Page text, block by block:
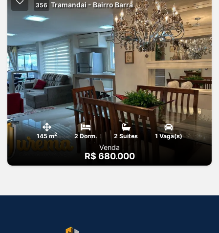
356 Tramandai - Bairro Barra
145 m2 2 Dorm. 2 Suites 1 Vaga(s)
Venda
R$ 680.000